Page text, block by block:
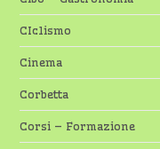
CIclismo
Cinema
Corbetta
Corsi – Formazione